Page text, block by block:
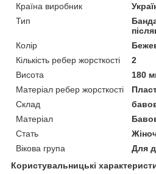
Країна виробник
Тип
Колір
Кількість ребер жорсткості
2
Висота
180
Матеріал ребер жорсткості
Склад
Матеріал
Стать
Вікова група
Для
Користувальницькі